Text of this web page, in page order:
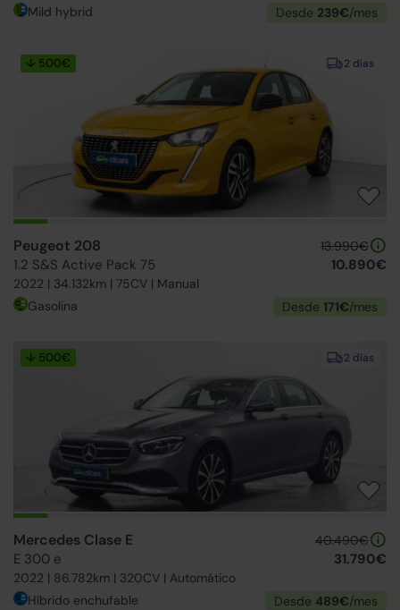
Mild hybrid Desde 239€/mes
2 días
↓ 500€
Peugeot 208
1.2 S&S Active Pack 75
2022 | 34.132km | 75CV | Manual
13.990€
10.890€
Gasolina Desde 171€/mes
2 días
↓ 500€
Mercedes Clase E
E 300 e
2022 | 86.782km | 320CV | Automático
40.490€
31.790€
Híbrido enchufable Desde 489€/mes